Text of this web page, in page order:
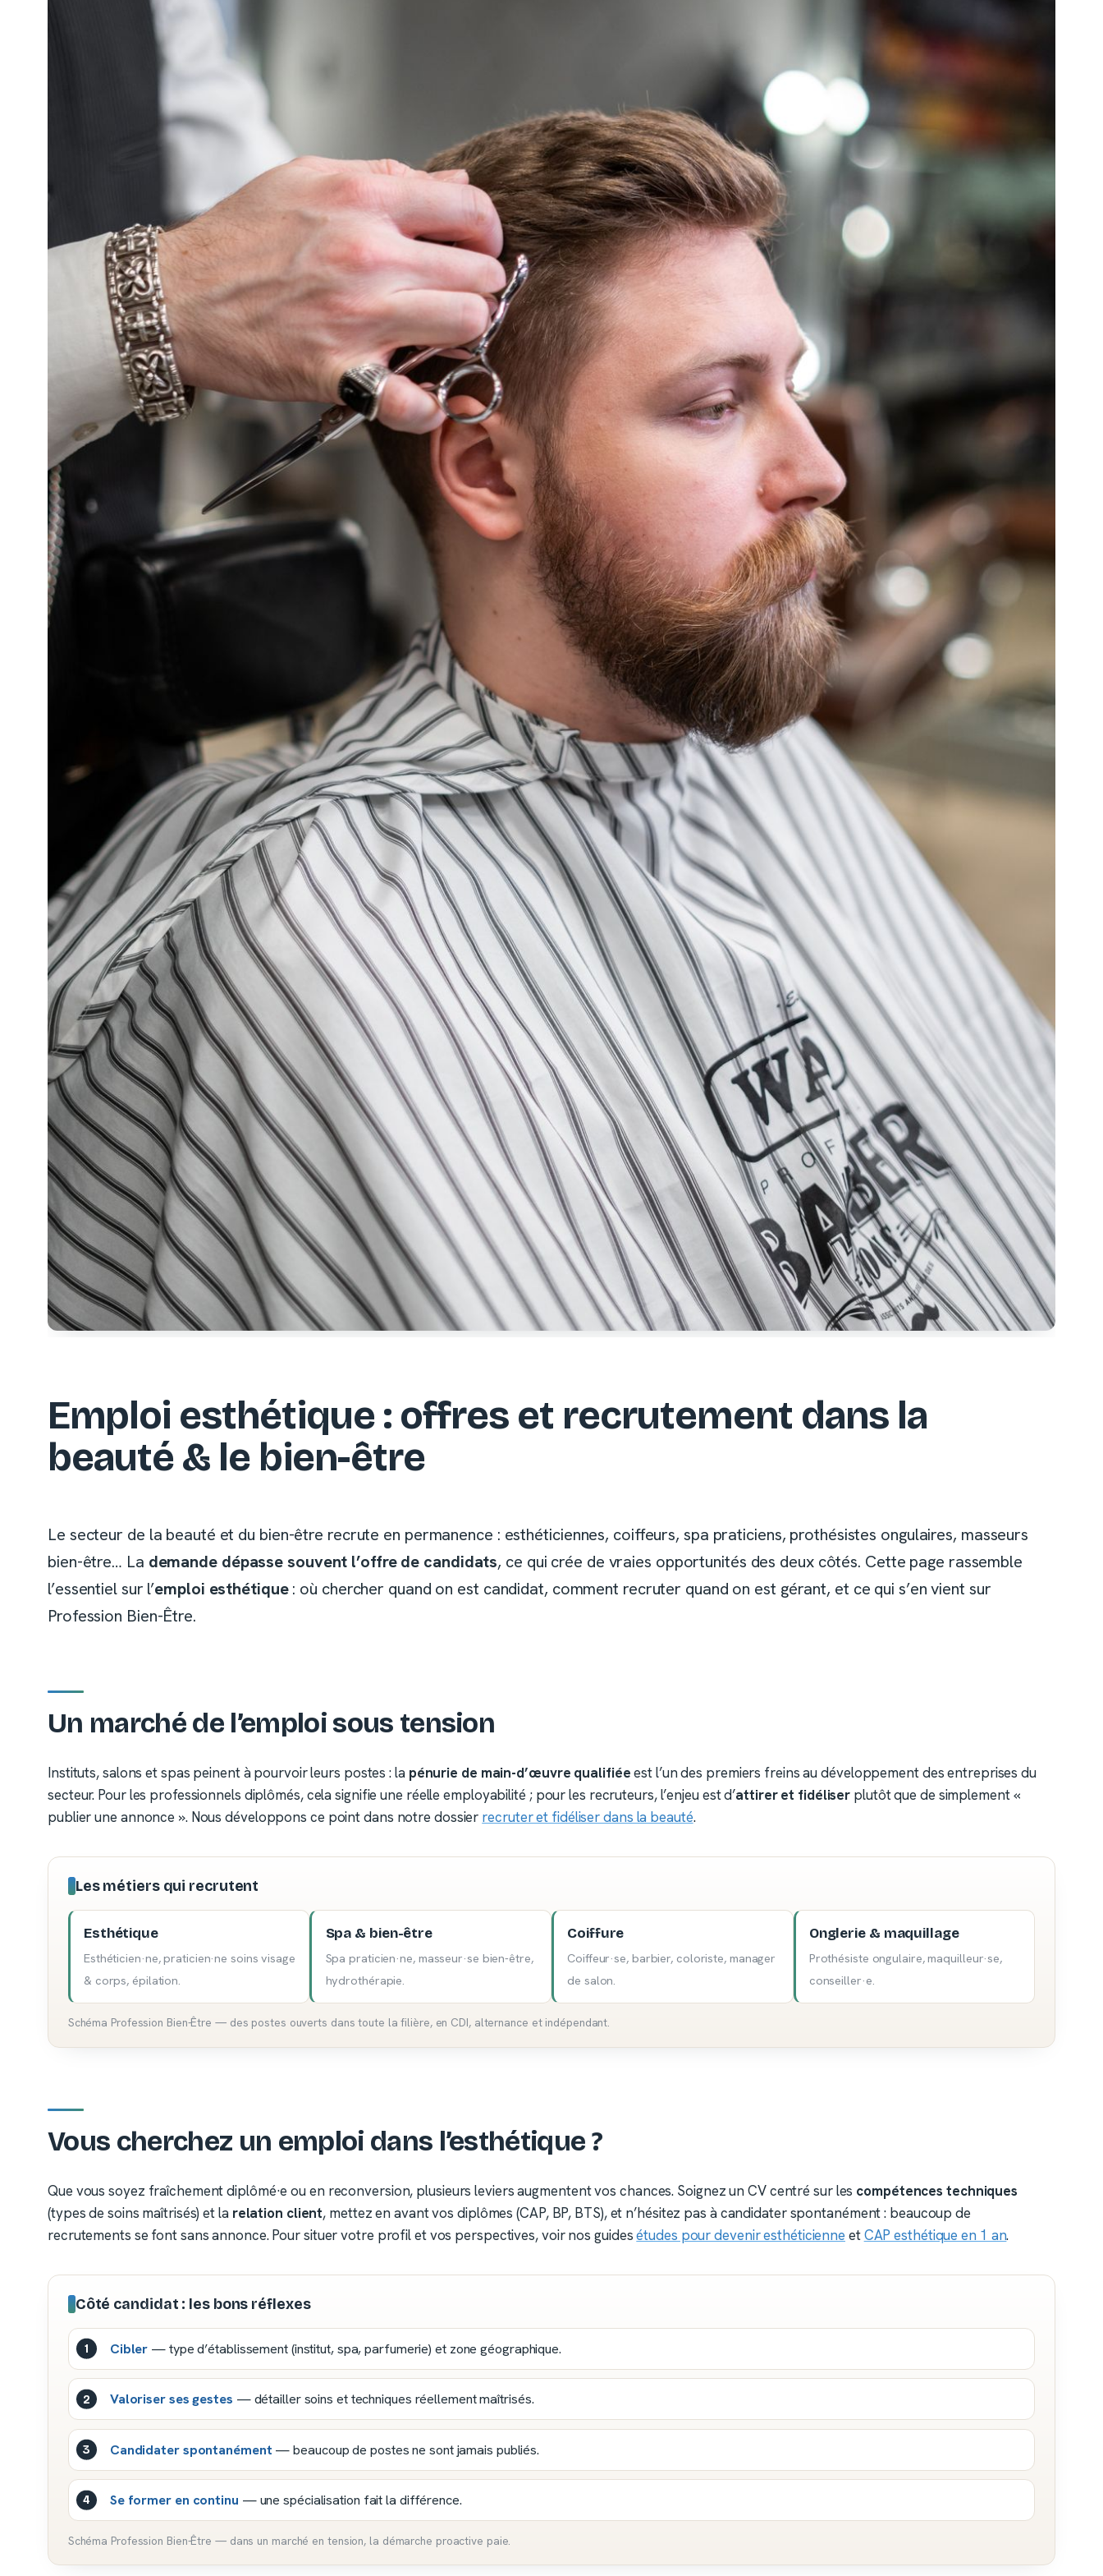
Emploi esthétique : offres et recrutement dans la
beauté & le bien-être
Le secteur de la beauté et du bien-être recrute en permanence : esthéticiennes, coiffeurs, spa praticiens, prothésistes ongulaires, masseurs
bien-être… La demande dépasse souvent l’offre de candidats, ce qui crée de vraies opportunités des deux côtés. Cette page rassemble
l’essentiel sur l’emploi esthétique: où chercher quand on est candidat, comment recruter quand on est gérant, et ce qui s’en vient sur
Profession Bien-Être.
Un marché de l’emploi sous tension
Instituts, salons et spas peinent à pourvoir leurs postes : la pénurie de main-d’œuvre qualifiéeest l’un des premiers freins au développement des entreprises du
secteur. Pour les professionnels diplômés, cela signifie une réelle employabilité ; pour les recruteurs, l’enjeu est d’attirer et fidéliser plutôt que de simplement «
publier une annonce ». Nous développons ce point dans notre dossier recruter et fidéliser dans la beauté.
Les métiers qui recrutent
Esthétique
Esthéticien·ne, praticien·ne soins visage
& corps, épilation.
Spa & bien-être
Spa praticien·ne, masseur·se bien-être,
hydrothérapie.
Coiffure
Coiffeur·se, barbier, coloriste, manager
de salon.
Onglerie & maquillage
Prothésiste ongulaire, maquilleur·se,
conseiller·e.
Schéma Profession Bien-Être — des postes ouverts dans toute la filière, en CDI, alternance et indépendant.
Vous cherchez un emploi dans l’esthétique ?
Que vous soyez fraîchement diplômé·e ou en reconversion, plusieurs leviers augmentent vos chances. Soignez un CV centré sur les compétences techniques
(types de soins maîtrisés) et la relation client, mettez en avant vos diplômes (CAP, BP, BTS), et n’hésitez pas à candidater spontanément : beaucoup de
recrutements se font sans annonce. Pour situer votre profil et vos perspectives, voir nos guidesétudes pour devenir esthéticienne etCAP esthétique en 1 an.
Côté candidat : les bons réflexes
Cibler — type d’établissement (institut, spa, parfumerie) et zone géographique.
Valoriser ses gestes — détailler soins et techniques réellement maîtrisés.
Candidater spontanément — beaucoup de postes ne sont jamais publiés.
Se former en continu — une spécialisation fait la différence.
Schéma Profession Bien-Être — dans un marché en tension, la démarche proactive paie.